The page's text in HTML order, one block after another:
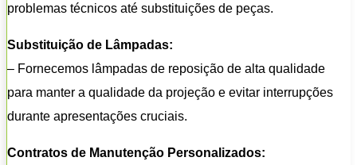
problemas técnicos até substituições de peças.
Substituição de Lâmpadas:
– Fornecemos lâmpadas de reposição de alta qualidade
para manter a qualidade da projeção e evitar interrupções
durante apresentações cruciais.
Contratos de Manutenção Personalizados: